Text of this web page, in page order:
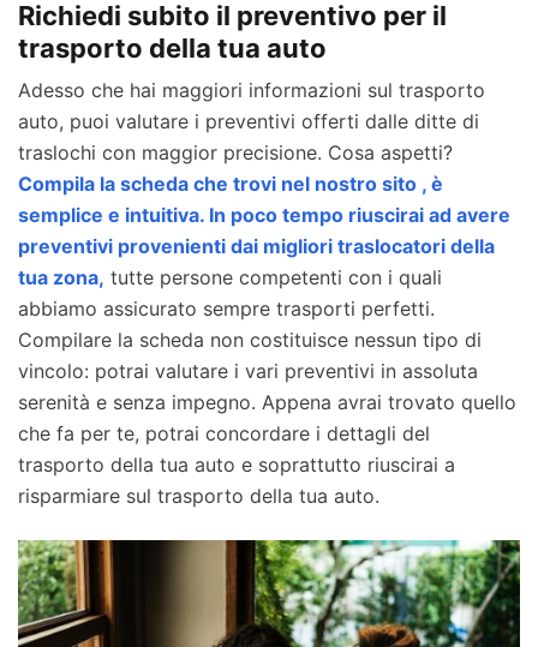
Richiedi subito il preventivo per il
trasporto della tua auto
Adesso che hai maggiori informazioni sul trasporto
auto, puoi valutare i preventivi offerti dalle ditte di
traslochi con maggior precisione. Cosa aspetti?
Compila la scheda che trovi nel nostro sito , è
semplice e intuitiva. In poco tempo riuscirai ad avere
preventivi provenienti dai migliori traslocatori della
tua zona, tutte persone competenti con i quali
abbiamo assicurato sempre trasporti perfetti.
Compilare la scheda non costituisce nessun tipo di
vincolo: potrai valutare i vari preventivi in assoluta
serenità e senza impegno. Appena avrai trovato quello
che fa per te, potrai concordare i dettagli del
trasporto della tua auto e soprattutto riuscirai a
risparmiare sul trasporto della tua auto.